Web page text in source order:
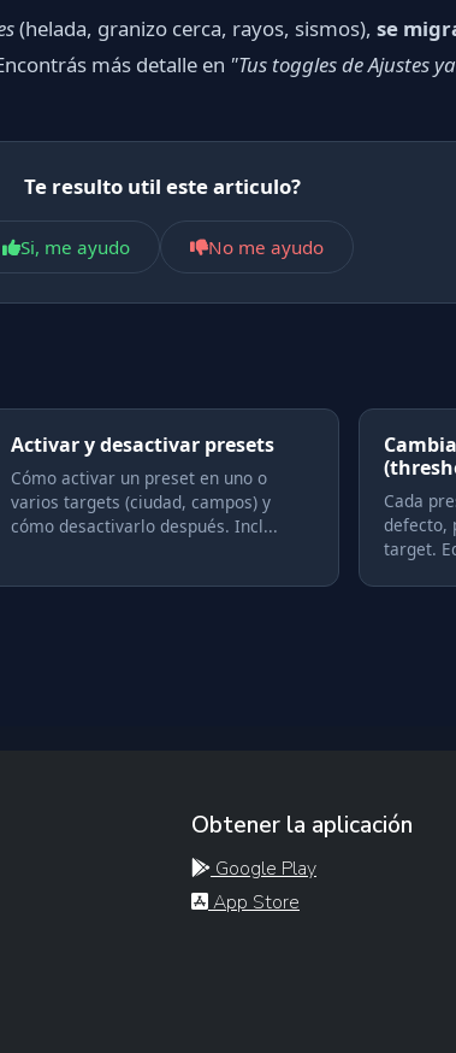
(helada, granizo cerca, rayos, sismos), se
más detalle en "Tus toggles de Ajustes
Te resulto util este articulo?
Si, me ayudo No me ayudo
Activar y desactivar presets
Cómo activar un preset en uno o
varios targets (ciudad, campos) y
cómo desactivarlo después. Incl...
Cada
defecto,
target.
Obtener la aplicación
Google Play
App Store